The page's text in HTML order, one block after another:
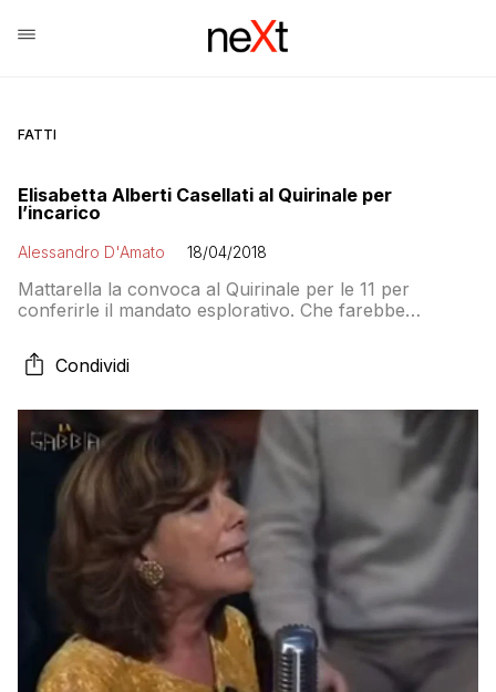
FATTI
Elisabetta Alberti Casellati al Quirinale per
l’incarico
Alessandro D'Amato 18/04/2018
Mattarella la convoca al Quirinale per le 11 per
conferirle il mandato esplorativo. Che farebbe
urne in Molise e Friuli. Per poi cominciare a fare sul
serioCondividi